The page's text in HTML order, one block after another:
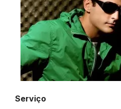
Serviço